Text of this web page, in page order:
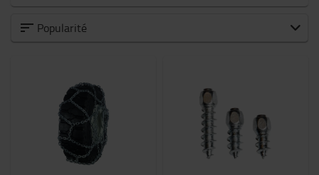
Tous les Accessoires
Accessoires pour fourches
Sécurité
Chariots et trottinettes industriels
Batteries et électronique
Habitacle du chariot
Popularité